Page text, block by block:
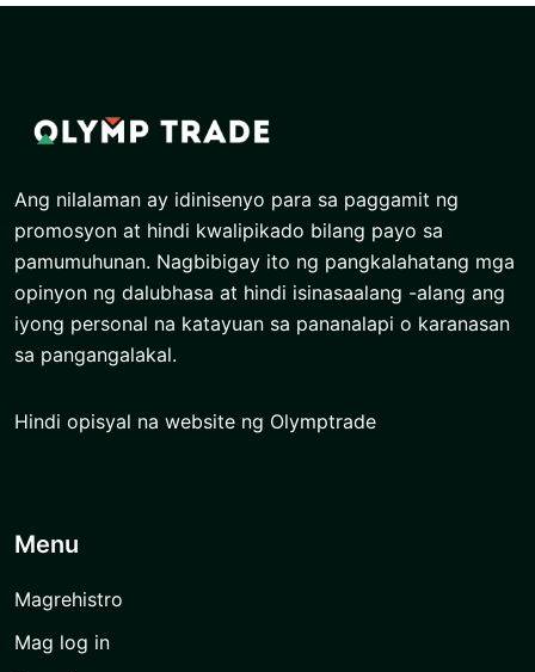
Ang nilalaman ay idinisenyo para sa paggamit ng
promosyon at hindi kwalipikado bilang payo sa
pamumuhunan. Nagbibigay ito ng pangkalahatang mga
opinyon ng dalubhasa at hindi isinasaalang -alang ang
iyong personal na katayuan sa pananalapi o karanasan
sa pangangalakal.
Hindi opisyal na website ng Olymptrade
Menu
Magrehistro
Mag log in